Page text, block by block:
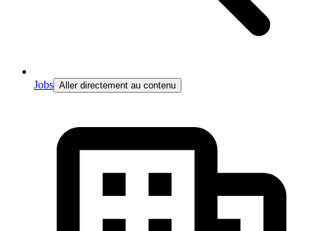
Jobs Aller directement au contenu